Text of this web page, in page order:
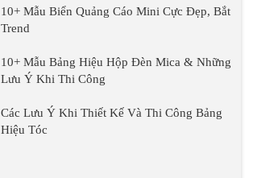
10+ Mẫu Biển Quảng Cáo Mini Cực Đẹp, Bắt
Trend
10+ Mẫu Bảng Hiệu Hộp Đèn Mica & Những
Lưu Ý Khi Thi Công
Các Lưu Ý Khi Thiết Kế Và Thi Công Bảng
Hiệu Tóc